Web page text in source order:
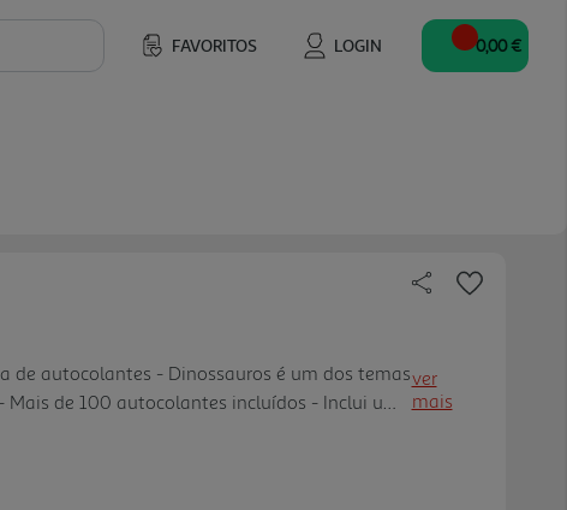
FAVORITOS LOGIN 0,00 €
de autocolantes - Dinossauros é um dos temas
de 100 autocolantes incluídos - Inclui uma
malinha
ver
mais